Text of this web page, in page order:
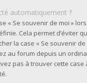
automatiquement ?
« Se souvenir de moi »
Cela permet d’éviter
la case « Se souvenir
au forum depuis un
pas à trouver cette